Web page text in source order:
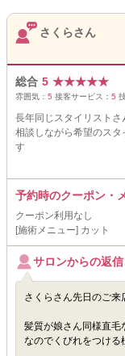
さくらさん
総合 5 ★★★★★
雰囲気： 5 接客サービス： 5
長年同じスタイリスト
相談しながら希望のス
す
予約時のクーポン・
クーポン利用なし
[施術メニュー] カット
サロンからの返信
さくらさん先日のご来
髪質が娘さん同様直毛
なのでくびれをつける